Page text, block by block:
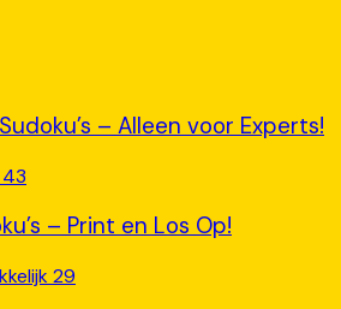
– Alleen voor Experts!
– Print en Los Op!